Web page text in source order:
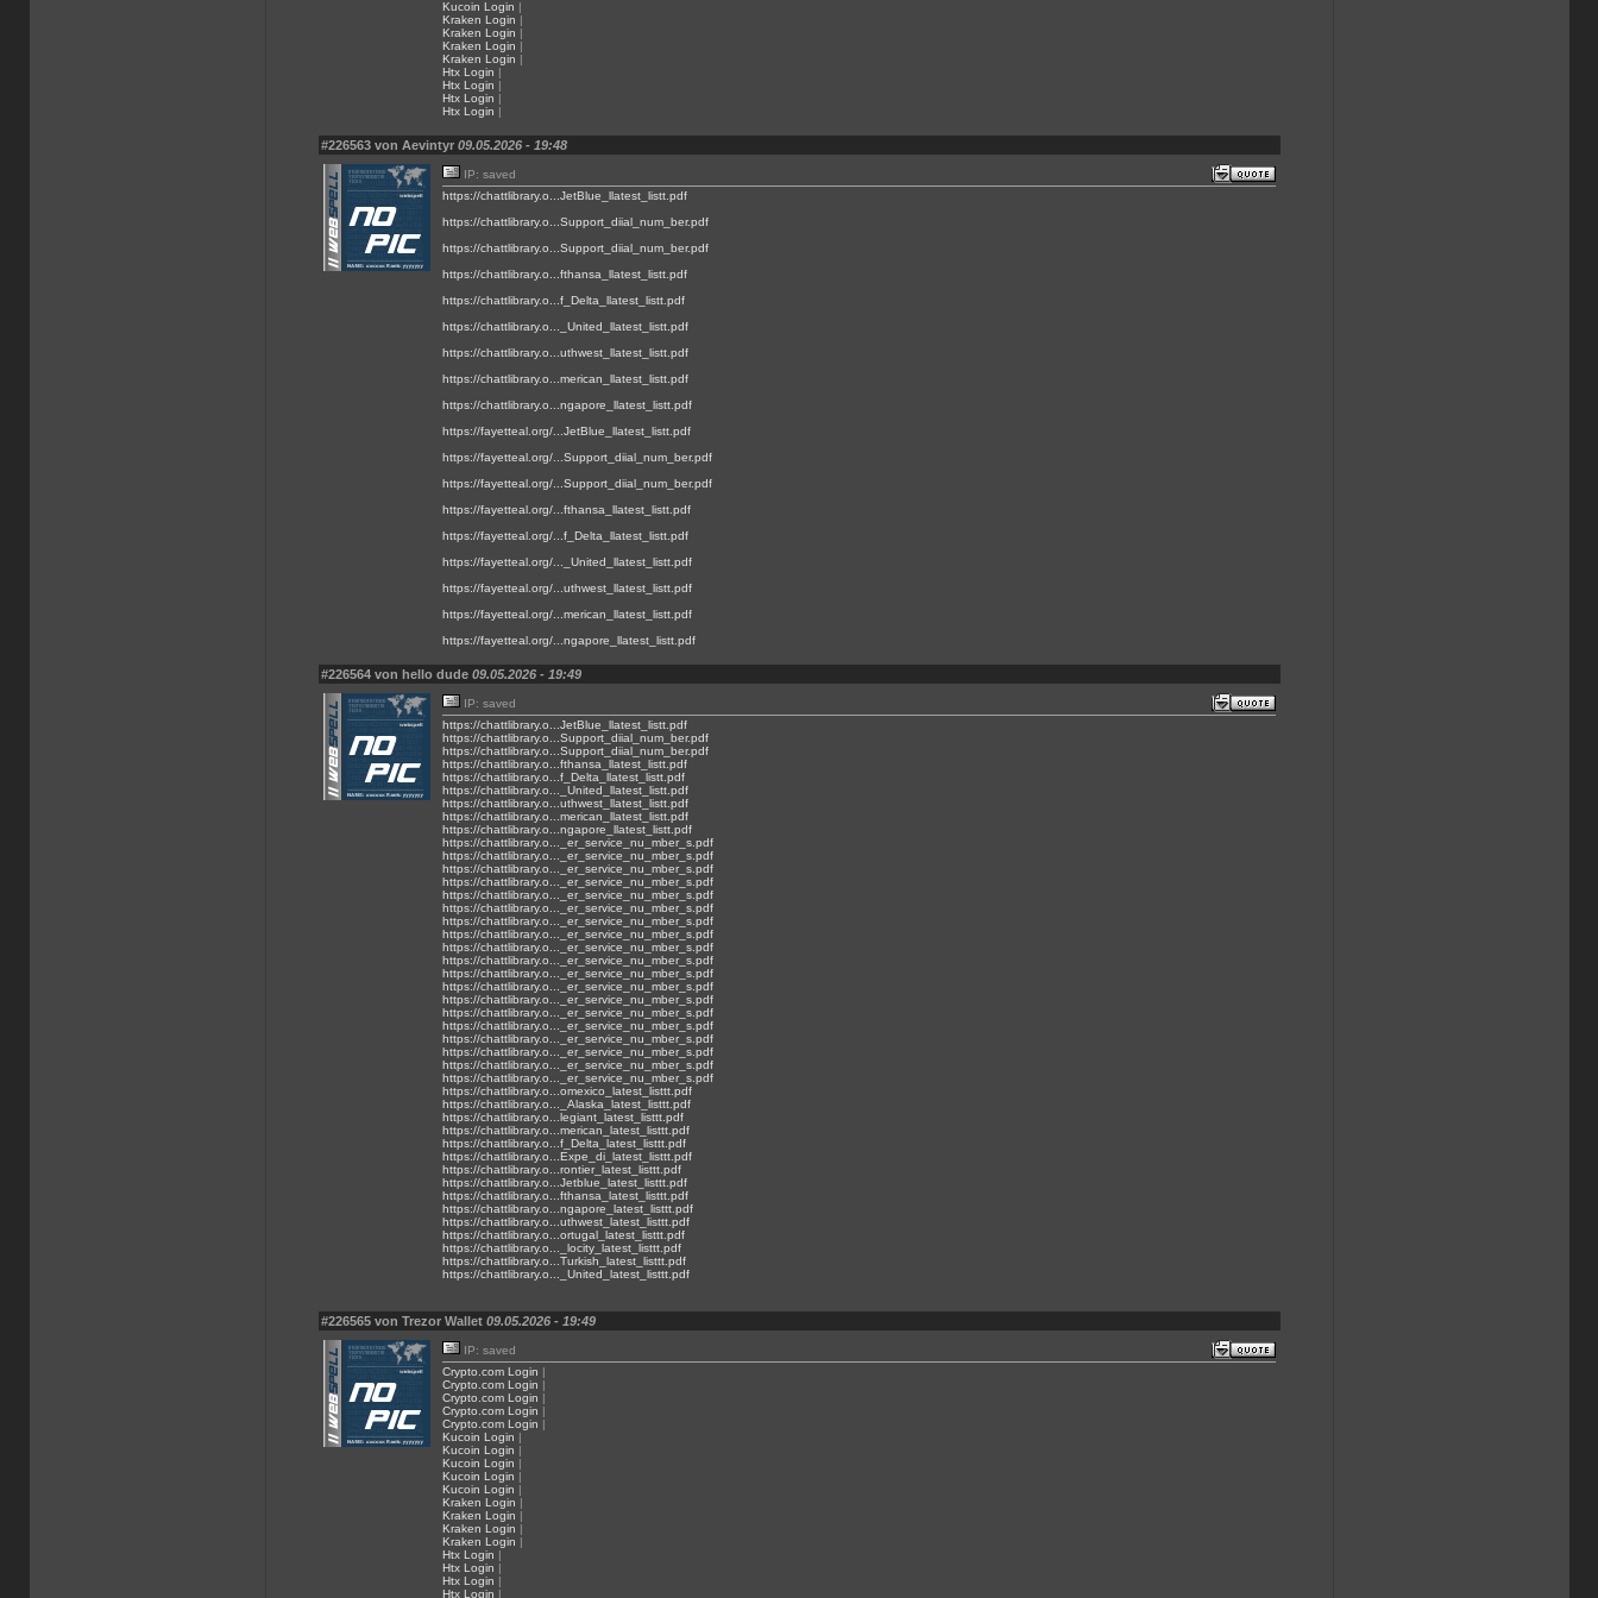
Kucoin Login |
Kraken Login |
Kraken Login |
Kraken Login |
Kraken Login |
Htx Login |
Htx Login |
Htx Login |
Htx Login |
#226563 von Aevintyr 09.05.2026 - 19:48
IP: saved
https://chattlibrary.o...JetBlue_llatest_listt.pdf
https://chattlibrary.o...Support_diial_num_ber.pdf
https://chattlibrary.o...Support_diial_num_ber.pdf
https://chattlibrary.o...fthansa_llatest_listt.pdf
https://chattlibrary.o...f_Delta_llatest_listt.pdf
https://chattlibrary.o..._United_llatest_listt.pdf
https://chattlibrary.o...uthwest_llatest_listt.pdf
https://chattlibrary.o...merican_llatest_listt.pdf
https://chattlibrary.o...ngapore_llatest_listt.pdf
https://fayetteal.org/...JetBlue_llatest_listt.pdf
https://fayetteal.org/...Support_diial_num_ber.pdf
https://fayetteal.org/...Support_diial_num_ber.pdf
https://fayetteal.org/...fthansa_llatest_listt.pdf
https://fayetteal.org/...f_Delta_llatest_listt.pdf
https://fayetteal.org/..._United_llatest_listt.pdf
https://fayetteal.org/...uthwest_llatest_listt.pdf
https://fayetteal.org/...merican_llatest_listt.pdf
https://fayetteal.org/...ngapore_llatest_listt.pdf
#226564 von hello dude 09.05.2026 - 19:49
IP: saved
https://chattlibrary.o...JetBlue_llatest_listt.pdf
https://chattlibrary.o...Support_diial_num_ber.pdf
https://chattlibrary.o...Support_diial_num_ber.pdf
https://chattlibrary.o...fthansa_llatest_listt.pdf
https://chattlibrary.o...f_Delta_llatest_listt.pdf
https://chattlibrary.o..._United_llatest_listt.pdf
https://chattlibrary.o...uthwest_llatest_listt.pdf
https://chattlibrary.o...merican_llatest_listt.pdf
https://chattlibrary.o...ngapore_llatest_listt.pdf
https://chattlibrary.o..._er_service_nu_mber_s.pdf
https://chattlibrary.o..._er_service_nu_mber_s.pdf
https://chattlibrary.o..._er_service_nu_mber_s.pdf
https://chattlibrary.o..._er_service_nu_mber_s.pdf
https://chattlibrary.o..._er_service_nu_mber_s.pdf
https://chattlibrary.o..._er_service_nu_mber_s.pdf
https://chattlibrary.o..._er_service_nu_mber_s.pdf
https://chattlibrary.o..._er_service_nu_mber_s.pdf
https://chattlibrary.o..._er_service_nu_mber_s.pdf
https://chattlibrary.o..._er_service_nu_mber_s.pdf
https://chattlibrary.o..._er_service_nu_mber_s.pdf
https://chattlibrary.o..._er_service_nu_mber_s.pdf
https://chattlibrary.o..._er_service_nu_mber_s.pdf
https://chattlibrary.o..._er_service_nu_mber_s.pdf
https://chattlibrary.o..._er_service_nu_mber_s.pdf
https://chattlibrary.o..._er_service_nu_mber_s.pdf
https://chattlibrary.o..._er_service_nu_mber_s.pdf
https://chattlibrary.o..._er_service_nu_mber_s.pdf
https://chattlibrary.o..._er_service_nu_mber_s.pdf
https://chattlibrary.o...omexico_latest_listtt.pdf
https://chattlibrary.o..._Alaska_latest_listtt.pdf
https://chattlibrary.o...legiant_latest_listtt.pdf
https://chattlibrary.o...merican_latest_listtt.pdf
https://chattlibrary.o...f_Delta_latest_listtt.pdf
https://chattlibrary.o...Expe_di_latest_listtt.pdf
https://chattlibrary.o...rontier_latest_listtt.pdf
https://chattlibrary.o...Jetblue_latest_listtt.pdf
https://chattlibrary.o...fthansa_latest_listtt.pdf
https://chattlibrary.o...ngapore_latest_listtt.pdf
https://chattlibrary.o...uthwest_latest_listtt.pdf
https://chattlibrary.o...ortugal_latest_listtt.pdf
https://chattlibrary.o..._locity_latest_listtt.pdf
https://chattlibrary.o...Turkish_latest_listtt.pdf
https://chattlibrary.o..._United_latest_listtt.pdf
#226565 von Trezor Wallet 09.05.2026 - 19:49
IP: saved
Crypto.com Login |
Crypto.com Login |
Crypto.com Login |
Crypto.com Login |
Crypto.com Login |
Kucoin Login |
Kucoin Login |
Kucoin Login |
Kucoin Login |
Kucoin Login |
Kraken Login |
Kraken Login |
Kraken Login |
Kraken Login |
Htx Login |
Htx Login |
Htx Login |
Htx Login |